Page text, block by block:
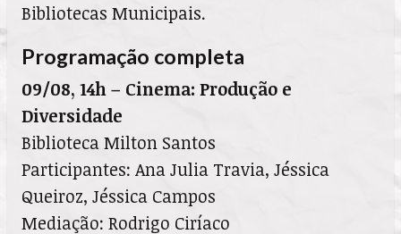
Bibliotecas Municipais.
Programação completa
09/08, 14h – Cinema: Produção e
Diversidade
Biblioteca Milton Santos
Participantes: Ana Julia Travia, Jéssica
Queiroz, Jéssica Campos
Mediação: Rodrigo Ciríaco